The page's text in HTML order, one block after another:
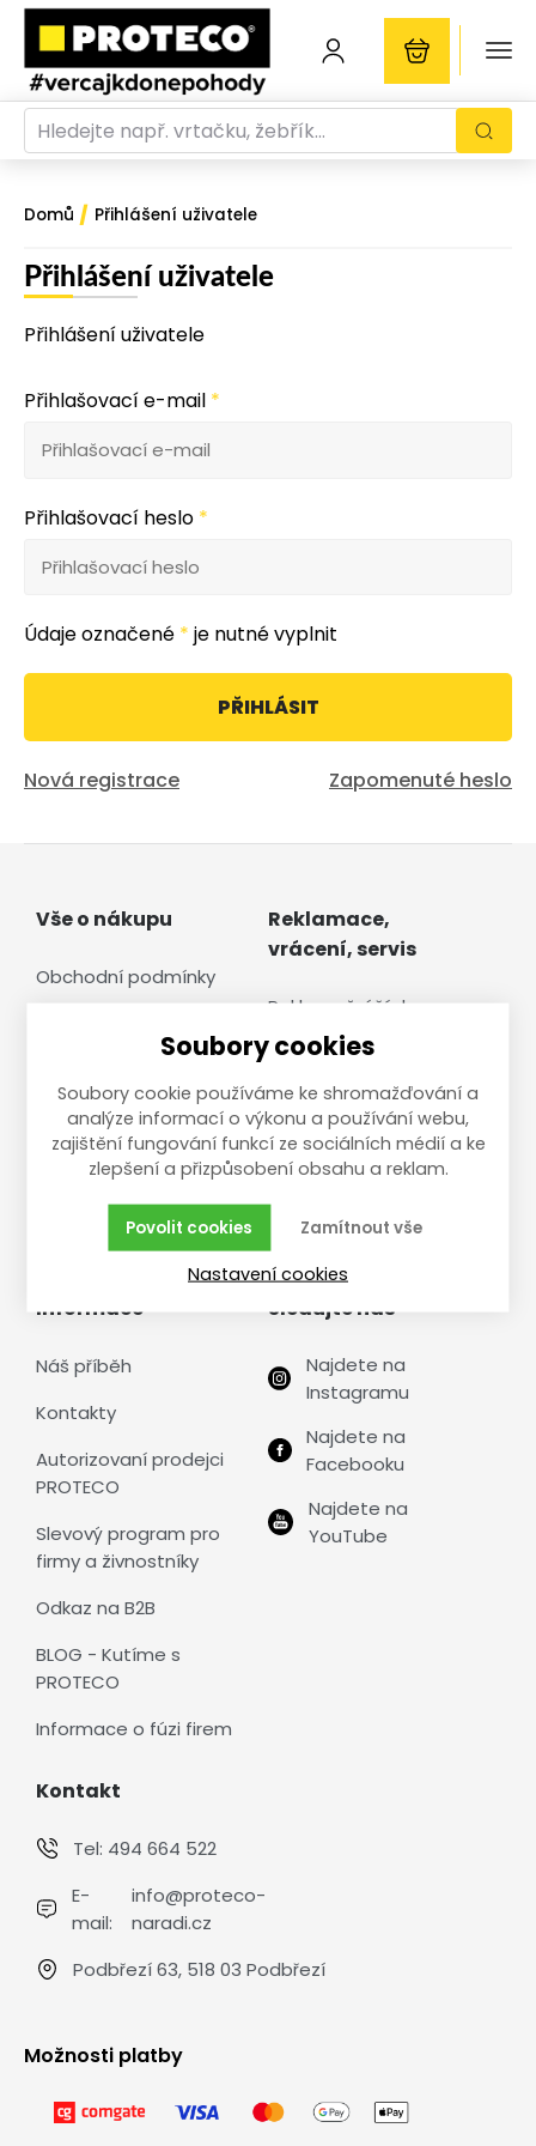
Domů / Přihlášení uživatele
Přihlášení uživatele
Přihlášení uživatele
Přihlašovací e-mail *
Přihlašovací heslo *
Údaje označené * je nutné vyplnit
PŘIHLÁSIT
Nová registrace Zapomenuté heslo
Vše o nákupu
Obchodní podmínky
údajů
Zásady používání
cookies
ESSOX - nákup na
Reklamace,
vrácení, servis
Reklamační řád
Vrácení zboží
Pozáruční servis
Formulář pro
reklamace, vrácení
zboží, pozáruční servis
Informace
Náš příběh
Kontakty
Autorizovaní prodejci
PROTECO
Slevový program pro
firmy a živnostníky
Odkaz na B2B
BLOG - Kutíme s
PROTECO
Informace o fúzi firem
Sledujte nás
Najdete na
Instagramu
Najdete na
Facebooku
Najdete na
YouTube
Kontakt
Tel: 494 664 522
E-
mail:
info@proteco-
naradi.cz
Podbřezí 63, 518 03 Podbřezí
Možnosti platby
Soubory cookies
Soubory cookie používáme ke shromažďování a
analýze informací o výkonu a používání webu,
zajištění fungování funkcí ze sociálních médií a ke
zlepšení a přizpůsobení obsahu a reklam.
Zamítnout vše
Povolit cookies
Nastavení cookies